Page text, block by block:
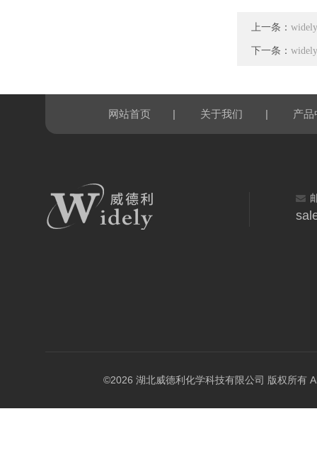
上一条：
下一条：
网站首页 | 关于我们 | 产品
©2026 湖北威德利化学科技有限公司 版权所有